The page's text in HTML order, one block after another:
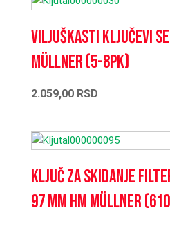
Viljuškasti ključevi set
Müllner (5-8PK)
2.059,00 RSD
Ključ za skidanje
97 mm HM Müllner